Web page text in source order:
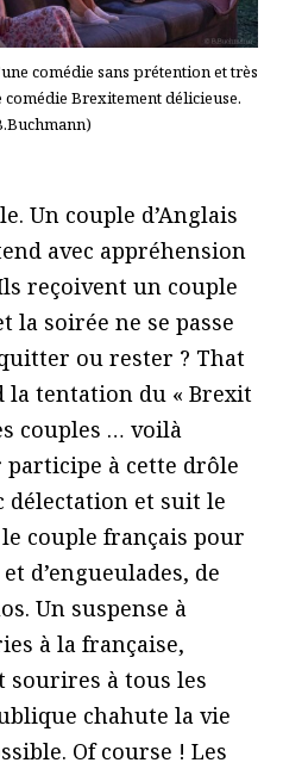
comédie sans prétention et très
Brexitement délicieuse.
Un couple d’Anglais
avec appréhension
reçoivent un couple
la soirée ne se passe
ou rester ? That
la tentation du « Brexit
couples … voilà
participe à cette drôle
délectation et suit le
couple français pour
d’engueulades, de
Un suspense à
à la française,
sourires à tous les
chahute la vie
Of course ! Les